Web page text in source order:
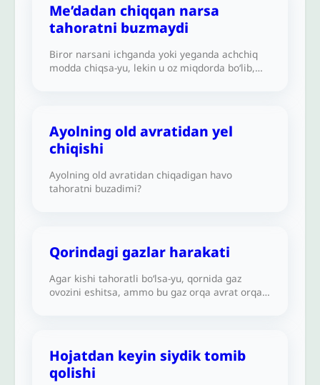
Me’dadan chiqqan narsa
tahoratni buzmaydi
Biror narsani ichganda yoki yeganda achchiq
modda chiqsa-yu, lekin u oz miqdorda bo‘lib,
Ayolning old avratidan yel
chiqishi
Ayolning old avratidan chiqadigan havo
tahoratni buzadimi?
Qorindagi gazlar harakati
Agar kishi tahoratli bo‘lsa-yu, qornida gaz
ovozini eshitsa, ammo bu gaz orqa avrat orqali
Hojatdan keyin siydik tomib
qolishi